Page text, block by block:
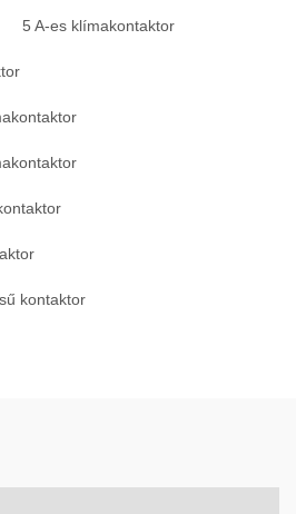
5 A-es klímakontaktor
kontaktor